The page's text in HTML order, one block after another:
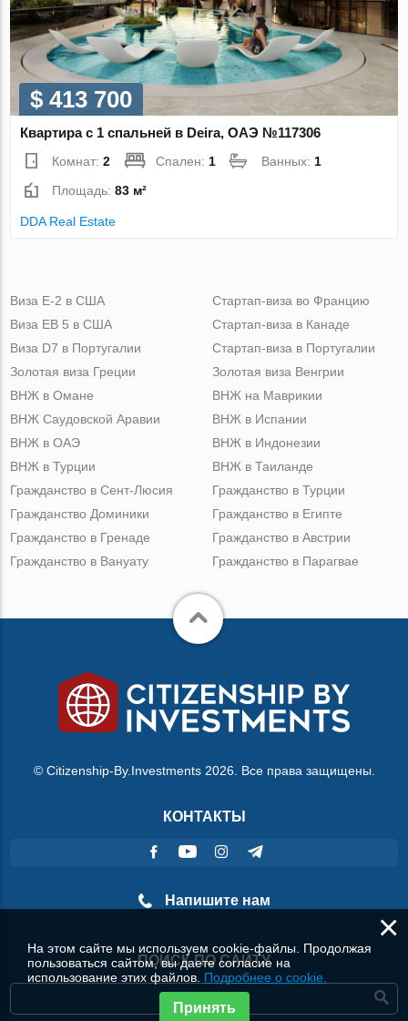
$ 413 700
Квартира с 1 спальней в Deira, ОАЭ №117306
Комнат:2 Спален: 1 Ванных: 1
Площадь:83 м²
DDA Real Estate
Виза Е-2 в США
Виза ЕВ 5 в США
Виза D7 в Португалии
Золотая виза Греции
Стартап-виза во Францию
Стартап-виза в Канаде
Стартап-виза в Португалии
Золотая виза Венгрии
ВНЖ в Омане
ВНЖ Саудовской Аравии
ВНЖ в ОАЭ
ВНЖ в Турции
ВНЖ на Маврикии
ВНЖ в Испании
ВНЖ в Индонезии
ВНЖ в Таиланде
Гражданство в Сент-Люсия
Гражданство Доминики
Гражданство в Гренаде
Гражданство в Вануату
Гражданство в Турции
Гражданство в Египте
Гражданство в Австрии
Гражданство в Парагвае
© Citizenship-By.Investments 2026. Все права защищены.
КОНТАКТЫ
Напишите нам
ПОИСК ПО САЙТУ
×
На этом сайте мы используем cookie-файлы. Продолжая
пользоваться сайтом, вы даете согласие на
использование этих файлов. Подробнее о cookie.
Принять